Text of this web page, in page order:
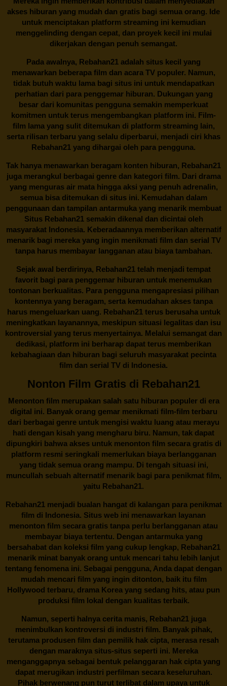
akses hiburan yang mudah dan gratis bagi semua orang. Ide
untuk menciptakan platform streaming ini kemudian
menggelinding dengan cepat, dan proyek kecil ini mulai
dikerjakan dengan penuh semangat.
Pada awalnya, Rebahan21 adalah situs kecil yang
menawarkan beberapa film dan acara TV populer. Namun,
tidak butuh waktu lama bagi situs ini untuk mendapatkan
perhatian dari para penggemar hiburan. Dukungan yang
besar dari komunitas pengguna semakin memperkuat
komitmen untuk terus mengembangkan platform ini. Film-
film lama yang sulit ditemukan di platform streaming lain,
serta rilisan terbaru yang selalu diperbarui, menjadi ciri khas
Rebahan21 yang dihargai oleh para pengguna.
Tak hanya menawarkan beragam konten hiburan, Rebahan21
juga merangkul berbagai genre dan kategori film. Dari drama
yang menguras air mata hingga aksi yang penuh adrenalin,
semua bisa ditemukan di situs ini. Kemudahan dalam
penggunaan dan tampilan antarmuka yang menarik membuat
Situs Rebahan21semakin dikenal dan dicintai oleh
masyarakat Indonesia. Keberadaannya memberikan alternatif
menarik bagi mereka yang ingin menikmati film dan serial TV
tanpa harus membayar langganan atau biaya tambahan.
Sejak awal berdirinya, Rebahan21 telah menjadi tempat
favorit bagi para penggemar hiburan untuk menemukan
tontonan berkualitas. Para pengguna mengapresiasi pilihan
kontennya yang beragam, serta kemudahan akses tanpa
harus mengeluarkan uang. Rebahan21terus berusaha untuk
meningkatkan layanannya, meskipun situasi legalitas dan isu
kontroversial yang terus menyertainya. Melalui semangat dan
dedikasi, platform ini berharap dapat terus memberikan
kebahagiaan dan hiburan bagi seluruh masyarakat pecinta
film dan serial TV di Indonesia.
Nonton Film Gratis di Rebahan21
Menonton film merupakan salah satu hiburan populer di era
digital ini. Banyak orang gemar menikmati film-film terbaru
dari berbagai genre untuk mengisi waktu luang atau merayu
hati dengan kisah yang mengharu biru. Namun, tak dapat
dipungkiri bahwa akses untuk menonton film secara gratis di
platform resmi seringkali memerlukan biaya berlangganan
yang tidak semua orang mampu. Di tengah situasi ini,
muncullah sebuah alternatif menarik bagi para penikmat film,
yaitu Rebahan21.
Rebahan21menjadi bualan hangat di kalangan para penikmat
film di Indonesia. Situs web ini menawarkan layanan
menonton film secara gratis tanpa perlu berlangganan atau
membayar biaya tertentu. Dengan antarmuka yang
bersahabat dan koleksi film yang cukup lengkap, Rebahan21
menarik minat banyak orang untuk mencari tahu lebih lanjut
tentang fenomena ini. Sebagai pengguna, Anda dapat dengan
mudah mencari film yang ingin ditonton, baik itu film
Hollywood terbaru, drama Korea yang sedang hits, atau pun
produksi film lokal dengan kualitas terbaik.
Namun, seperti halnya cerita manis, Rebahan21juga
menimbulkan kontroversi di industri film. Banyak pihak,
terutama produsen film dan pemilik hak cipta, merasa resah
dengan maraknya situs-situs seperti ini. Mereka
menganggapnya sebagai bentuk pelanggaran hak cipta yang
dapat merugikan industri perfilman secara keseluruhan.
Pihak berwenang pun turut terlibat dalam upaya untuk